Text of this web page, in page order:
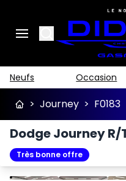
Search
Neufs Occasion
> Journey > F0183
Dodge Journey R/
Très bonne offre
ArrêterPrécédent
Suivant